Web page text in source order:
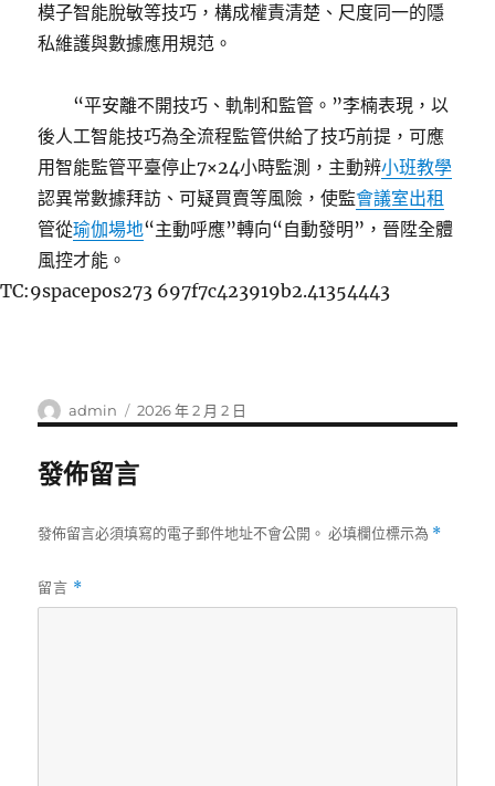
模子智能脫敏等技巧，構成權責清楚、尺度同一的隱
私維護與數據應用規范。
“平安離不開技巧、軌制和監管。”李楠表現，以
後人工智能技巧為全流程監管供給了技巧前提，可應
用智能監管平臺停止7×24小時監測，主動辨小班教學
認異常數據拜訪、可疑買賣等風險，使監會議室出租
管從瑜伽場地“主動呼應”轉向“自動發明”，晉陞全體
風控才能。
TC:9spacepos273 697f7c423919b2.41354443
作
者
admin
發
佈
2026 年 2 月 2 日
發佈留言
發佈留言必須填寫的電子郵件地址不會公開。 必填欄位標示為 *
留言 *